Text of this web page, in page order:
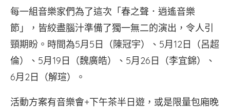
每一組音樂家們為了這次「春之聲．逍遙音樂
節」，皆絞盡腦汁準備了獨一無二的演出，令人引
頸期盼。時間為5月5日（陳冠宇）、5月12日（呂超
倫）、5月19日（魏廣皓）、5月26日（李宜錦）、
6月2日（解瑄）。
活動方案有音樂會+下午茶半日遊，或是限量包廂晚